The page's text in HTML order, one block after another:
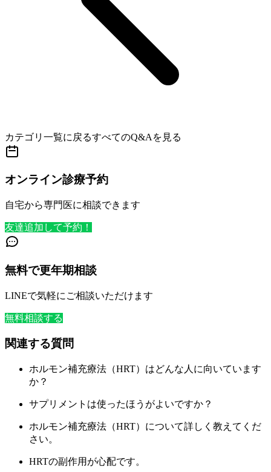
カテゴリ一覧に戻るすべてのQ&Aを見る
オンライン診療予約
自宅から専門医に相談できます
友達追加して予約！
無料で更年期相談
LINEで気軽にご相談いただけます
無料相談する
関連する質問
ホルモン補充療法（HRT）はどんな人に向いています
か？
サプリメントは使ったほうがよいですか？
ホルモン補充療法（HRT）について詳しく教えてくだ
さい。
HRTの副作用が心配です。